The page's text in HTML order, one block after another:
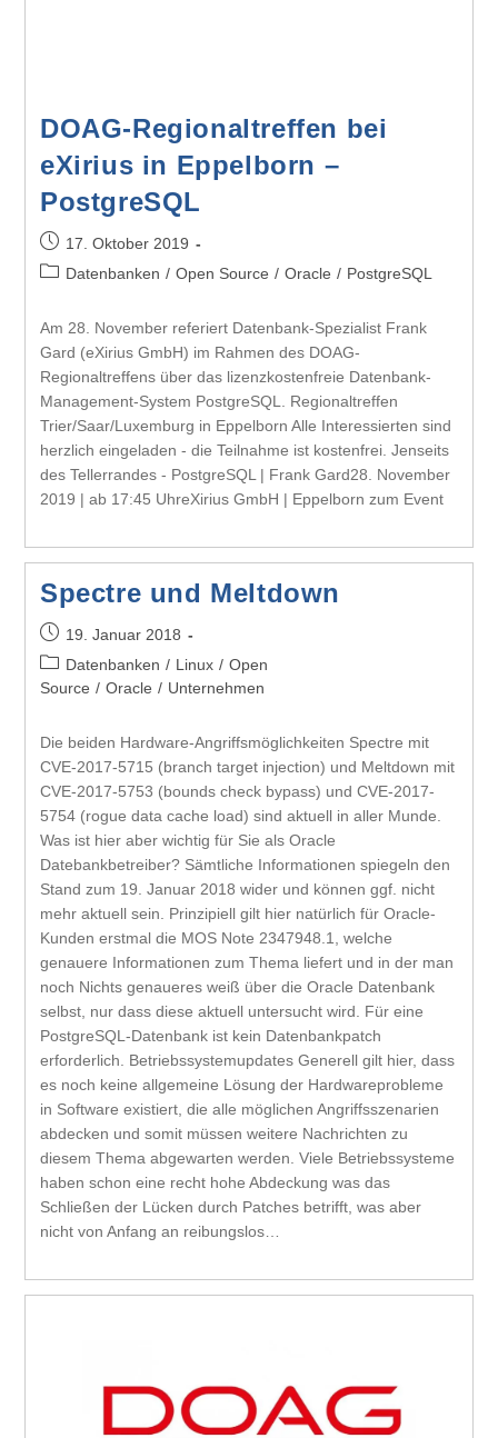
DOAG-Regionaltreffen bei
eXirius in Eppelborn –
PostgreSQL
17. Oktober 2019
Datenbanken / Open Source / Oracle / PostgreSQL
Am 28. November referiert Datenbank-Spezialist Frank
Gard (eXirius GmbH) im Rahmen des DOAG-
Regionaltreffens über das lizenzkostenfreie Datenbank-
Management-System PostgreSQL. Regionaltreffen
Trier/Saar/Luxemburg in Eppelborn Alle Interessierten sind
herzlich eingeladen - die Teilnahme ist kostenfrei. Jenseits
des Tellerrandes - PostgreSQL | Frank Gard28. November
2019 | ab 17:45 UhreXirius GmbH | Eppelborn zum Event
Spectre und Meltdown
19. Januar 2018
Datenbanken / Linux / Open
Source / Oracle / Unternehmen
Die beiden Hardware-Angriffsmöglichkeiten Spectre mit
CVE-2017-5715 (branch target injection) und Meltdown mit
CVE-2017-5753 (bounds check bypass) und CVE-2017-
5754 (rogue data cache load) sind aktuell in aller Munde.
Was ist hier aber wichtig für Sie als Oracle
Datebankbetreiber? Sämtliche Informationen spiegeln den
Stand zum 19. Januar 2018 wider und können ggf. nicht
mehr aktuell sein. Prinzipiell gilt hier natürlich für Oracle-
Kunden erstmal die MOS Note 2347948.1, welche
genauere Informationen zum Thema liefert und in der man
noch Nichts genaueres weiß über die Oracle Datenbank
selbst, nur dass diese aktuell untersucht wird. Für eine
PostgreSQL-Datenbank ist kein Datenbankpatch
erforderlich. Betriebssystemupdates Generell gilt hier, dass
es noch keine allgemeine Lösung der Hardwareprobleme
in Software existiert, die alle möglichen Angriffsszenarien
abdecken und somit müssen weitere Nachrichten zu
diesem Thema abgewarten werden. Viele Betriebssysteme
haben schon eine recht hohe Abdeckung was das
Schließen der Lücken durch Patches betrifft, was aber
nicht von Anfang an reibungslos…